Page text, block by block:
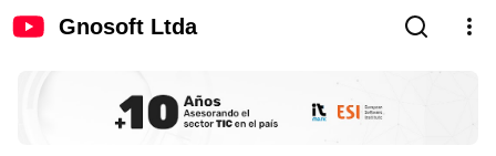
Gnosoft Ltda